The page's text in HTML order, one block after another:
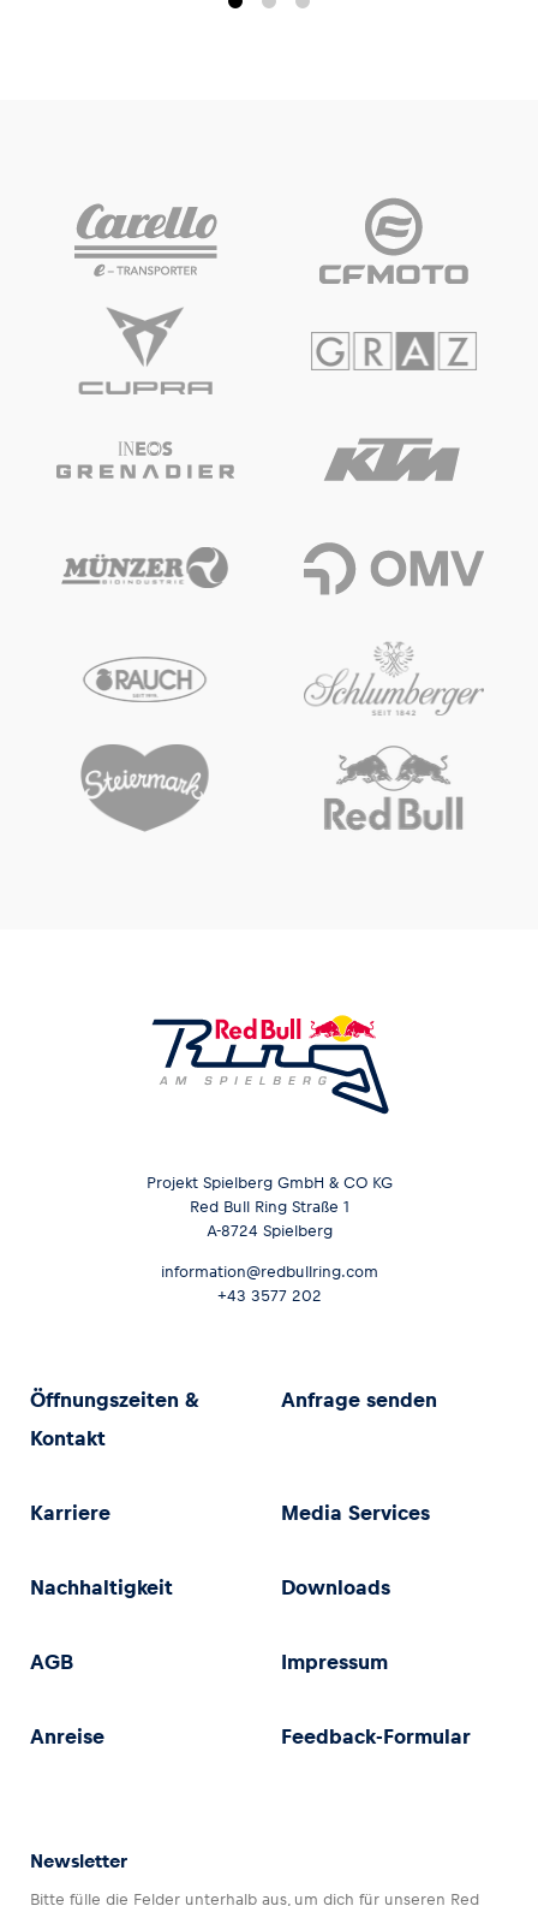
Projekt Spielberg GmbH & CO KG
Red Bull Ring Straße 1
A-8724 Spielberg
information@redbullring.com
+43 3577 202
Öffnungszeiten &
Kontakt
Anfrage senden
Karriere Media Services
Nachhaltigkeit Downloads
AGB Impressum
Anreise Feedback-Formular
Newsletter
Bitte fülle die Felder unterhalb aus, um dich für unseren Red